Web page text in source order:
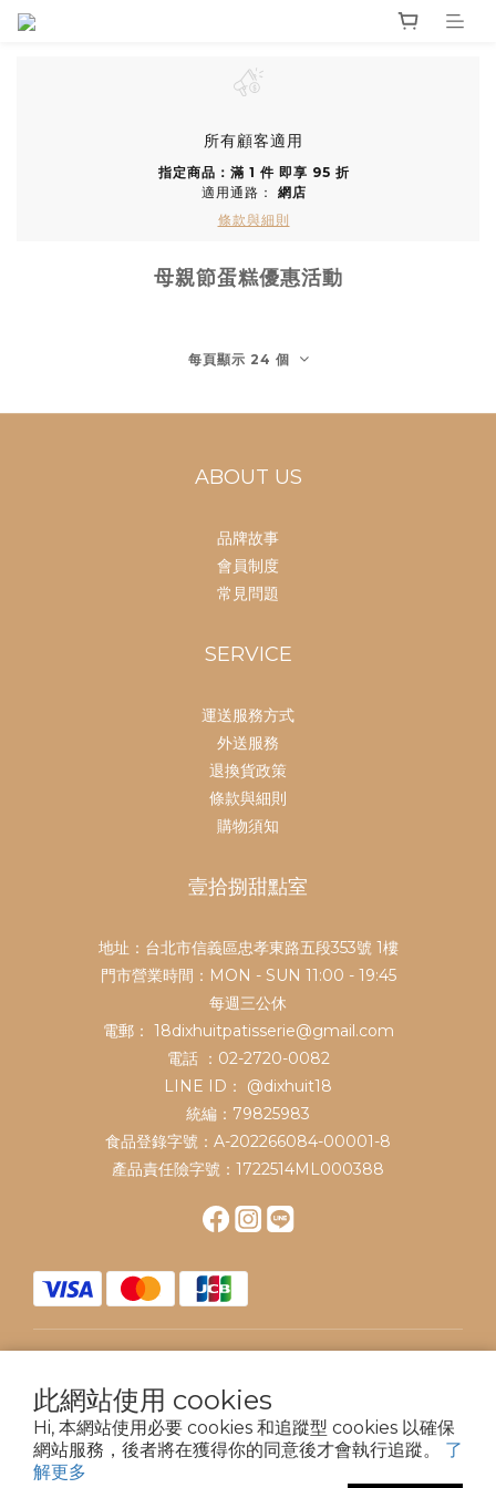
此網站使用 cookies
Hi, 本網站使用必要 cookies 和追蹤型 cookies 以確保
網站服務，後者將在獲得你的同意後才會執行追蹤。 了
解更多
所有顧客適用
指定商品：滿 1 件 即享 95 折
適用通路： 網店
條款與細則
母親節蛋糕優惠活動
每頁顯示 24 個
ABOUT US
品牌故事
會員制度
常見問題
SERVICE
運送服務方式
外送服務
退換貨政策
條款與細則
購物須知
壹拾捌甜點室
地址：台北市信義區忠孝東路五段353號 1樓
門市營業時間：MON - SUN 11:00 - 19:45
每週三公休
電郵： 18dixhuitpatisserie@gmail.com
電話 ：02-2720-0082
LINE ID：
@dixhuit18
統編：79825983
食品登錄字號：A-202266084-00001-8
產品責任險字號：1722514ML000388